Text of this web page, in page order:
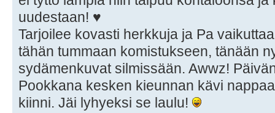
uudestaan! ♥
Tarjoilee kovasti herkkuja ja Pa
tähän tummaan komistukseen, tänään
sydämenkuvat silmissään. Awwz!
Pookkana kesken kieunnan kävi
kiinni. Jäi lyhyeksi se laulu!